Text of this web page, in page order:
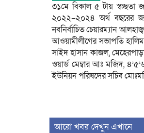
৩১মে বিকাল ৫ টায় স্বচ্ছতা
২০২২–২০২৪ অর্থ বছরের
নবনির্বাচিত চেয়ারম্যান
আওয়ামীলীগের সভাপতি
সাইদ হাসান কাজল,
ওয়ার্ড মেম্বার আঃ মজিদ,
ইউনিয়ন পরিষদের সচিব
আরো খবর দেখুন এখানে